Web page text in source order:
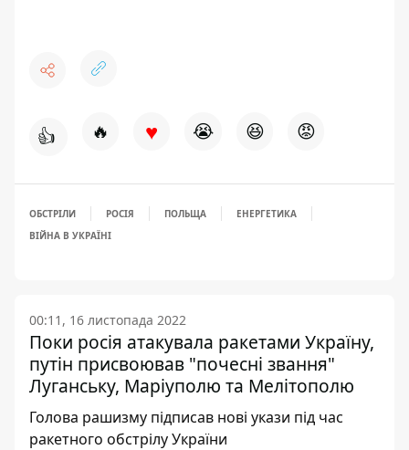
👍 🔥 ♥ 😭 😆 😡
ОБСТРІЛИ РОСІЯ ПОЛЬЩА
ЕНЕРГЕТИКА
ВІЙНА В УКРАЇНІ
00:11, 16 листопада 2022
Поки росія атакувала ракетами Україну,
путін присвоював "почесні звання"
Луганську, Маріуполю та Мелітополю
Голова рашизму підписав нові укази під час
ракетного обстрілу України